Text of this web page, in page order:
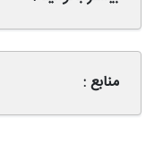
منابع :